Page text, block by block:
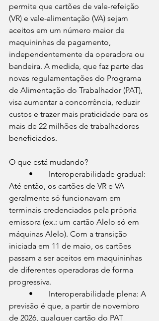
permite que cartões de vale-refeição
(VR) e vale-alimentação (VA) sejam
aceitos em um número maior de
maquininhas de pagamento,
independentemente da operadora ou
bandeira. A medida, que faz parte das
novas regulamentações do Programa
de Alimentação do Trabalhador (PAT),
visa aumentar a concorrência, reduzir
custos e trazer mais praticidade para os
mais de 22 milhões de trabalhadores
beneficiados.
O que está mudando?
Até então, os cartões de VR e VA
geralmente só funcionavam em
terminais credenciados pela própria
emissora (ex.: um cartão Alelo só em
máquinas Alelo). Com a transição
iniciada em 11 de maio, os cartões
passam a ser aceitos em maquininhas
de diferentes operadoras de forma
progressiva.
previsão é que, a partir de novembro
de 2026, qualquer cartão do PAT